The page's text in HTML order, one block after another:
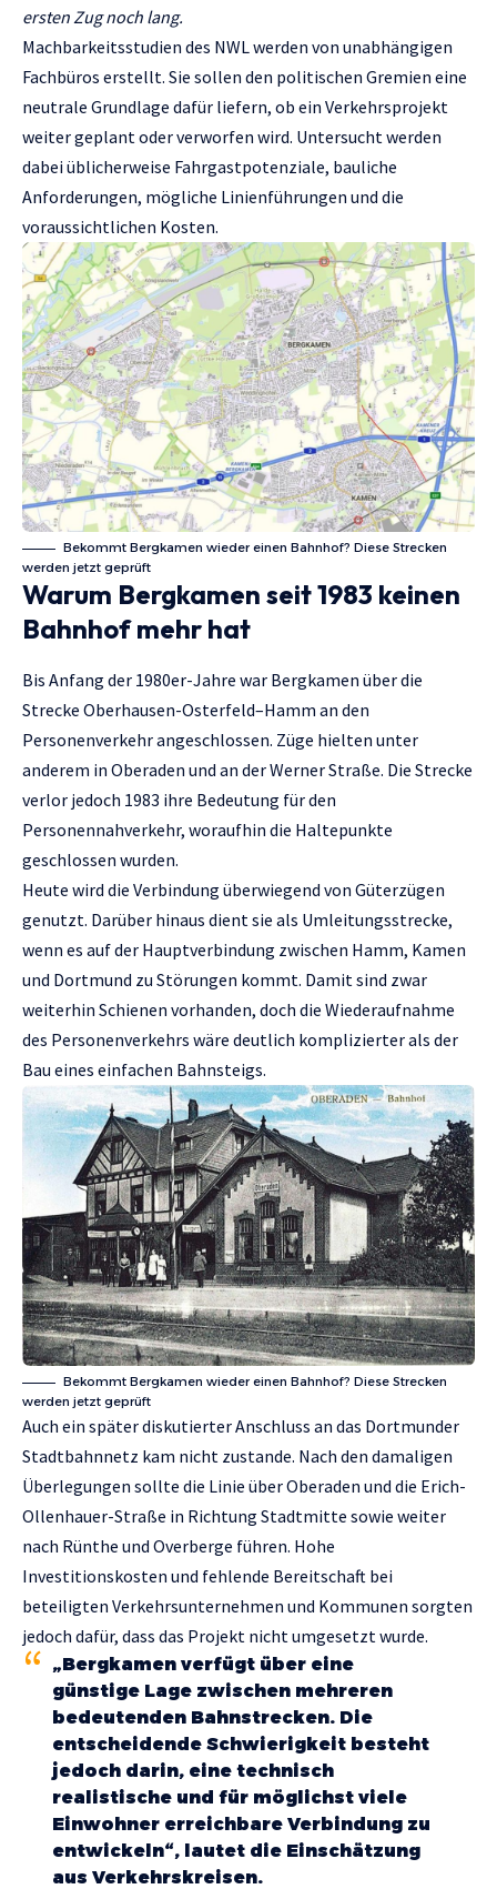
ersten Zug noch lang.
Machbarkeitsstudien des NWL werden von unabhängigen
Fachbüros erstellt. Sie sollen den politischen Gremien eine
neutrale Grundlage dafür liefern, ob ein Verkehrsprojekt
weiter geplant oder verworfen wird. Untersucht werden
dabei üblicherweise Fahrgastpotenziale, bauliche
Anforderungen, mögliche Linienführungen und die
voraussichtlichen Kosten.
Bekommt Bergkamen wieder einen Bahnhof? Diese Strecken
werden jetzt geprüft
Warum Bergkamen seit 1983 keinen
Bahnhof mehr hat
Bis Anfang der 1980er-Jahre war Bergkamen über die
Strecke Oberhausen-Osterfeld–Hamm an den
Personenverkehr angeschlossen. Züge hielten unter
anderem in Oberaden und an der Werner Straße. Die Strecke
verlor jedoch 1983 ihre Bedeutung für den
Personennahverkehr, woraufhin die Haltepunkte
geschlossen wurden.
Heute wird die Verbindung überwiegend von Güterzügen
genutzt. Darüber hinaus dient sie als Umleitungsstrecke,
wenn es auf der Hauptverbindung zwischen Hamm, Kamen
und Dortmund zu Störungen kommt. Damit sind zwar
weiterhin Schienen vorhanden, doch die Wiederaufnahme
des Personenverkehrs wäre deutlich komplizierter als der
Bau eines einfachen Bahnsteigs.
Bekommt Bergkamen wieder einen Bahnhof? Diese Strecken
werden jetzt geprüft
Auch ein später diskutierter Anschluss an das Dortmunder
Stadtbahnnetz kam nicht zustande. Nach den damaligen
Überlegungen sollte die Linie über Oberaden und die Erich-
Ollenhauer-Straße in Richtung Stadtmitte sowie weiter
nach Rünthe und Overberge führen. Hohe
Investitionskosten und fehlende Bereitschaft bei
beteiligten Verkehrsunternehmen und Kommunen sorgten
jedoch dafür, dass das Projekt nicht umgesetzt wurde.
„Bergkamen verfügt über eine
günstige Lage zwischen mehreren
bedeutenden Bahnstrecken. Die
entscheidende Schwierigkeit besteht
jedoch darin, eine technisch
realistische und für möglichst viele
Einwohner erreichbare Verbindung zu
entwickeln“, lautet die Einschätzung
aus Verkehrskreisen.